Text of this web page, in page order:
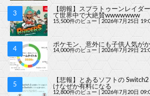
【朗報】スプラトゥーンレイダ
て世界中で大絶賛wwwwwww
15,500件のビュー |2026年7月25日
ポケモン、意外にも子供人気が
14,000件のビュー 2026年7月29日
【悲報】とあるソフトの
けなぜか有料になる
12,800件のビュー 2026年7月20日